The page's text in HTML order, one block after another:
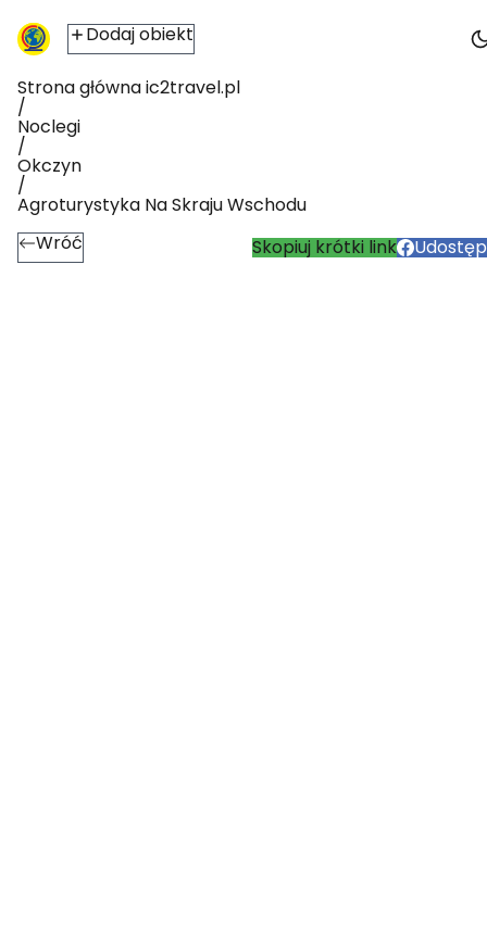
Dodaj obiekt
Strona główna ic2travel.pl
/
Noclegi
/
Okczyn
/
Agroturystyka Na Skraju Wschodu
Wróć
Skopiuj krótki link